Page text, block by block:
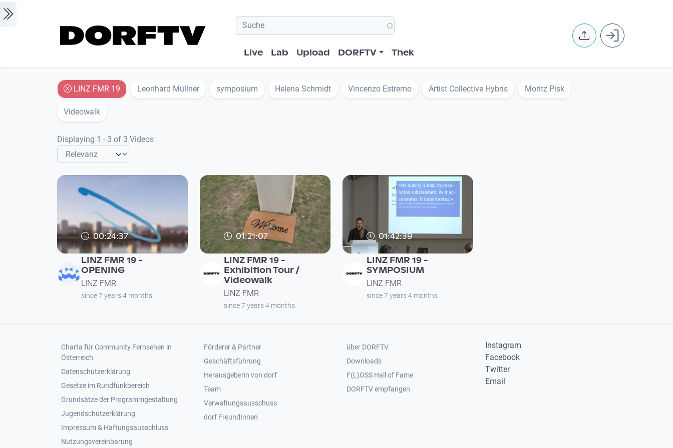
Hauptnavigation
Live Lab Upload DORFTV Thek
User
LINZ FMR 19 Leonhard Müllner symposium Helena Schmidt Vincenzo Estremo Artist Collective Hybris Moritz Pisk
Videowalk
Displaying 1 - 3 of 3 Videos
00:24:37
LINZ FMR 19 -
OPENING
LINZ FMR
since 7 years 4 months
01:21:07
LINZ FMR 19 -
Exhibition Tour /
Videowalk
LINZ FMR
since 7 years 4 months
01:42:39
LINZ FMR 19 -
SYMPOSIUM
LINZ FMR
since 7 years 4 months
Footer 1
Charta für Community Fernsehen in
Österreich
Datenschutzerklärung
Gesetze im Rundfunkbereich
Grundsätze der Programmgestaltung
Jugendschutzerklärung
Impressum & Haftungsausschluss
Nutzungsvereinbarung
Footer 2
Förderer & Partner
Geschäftsführung
Herausgeberin von dorf
Team
Verwaltungsausschuss
dorf FreundInnen
Footer 3
über DORFTV
Downloads
F(L)OSS Hall of Fame
Footer 4
DORFTV empfangen
Instagram
Facebook
Twitter
Email